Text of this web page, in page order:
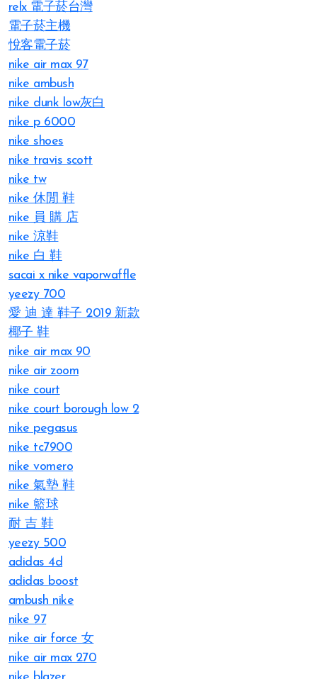
relx 電子菸台灣
電子菸主機
悅客電子菸
nike air max 97
nike ambush
nike dunk low灰白
nike p 6000
nike shoes
nike travis scott
nike tw
nike 休閒 鞋
nike 員 購 店
nike 涼鞋
nike 白 鞋
sacai x nike vaporwaffle
yeezy 700
愛 迪 達 鞋子 2019 新款
椰子 鞋
nike air max 90
nike air zoom
nike court
nike court borough low 2
nike pegasus
nike tc7900
nike vomero
nike 氣墊 鞋
nike 籃球
耐 吉 鞋
yeezy 500
adidas 4d
adidas boost
ambush nike
nike 97
nike air force 女
nike air max 270